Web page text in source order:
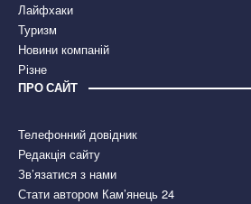
Лайфхаки
Туризм
Новини компаній
Різне
ПРО САЙТ
Телефонний довідник
Редакція сайту
Зв’язатися з нами
Стати автором Кам’янець 24